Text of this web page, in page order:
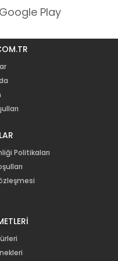
Google Play
Politikaları